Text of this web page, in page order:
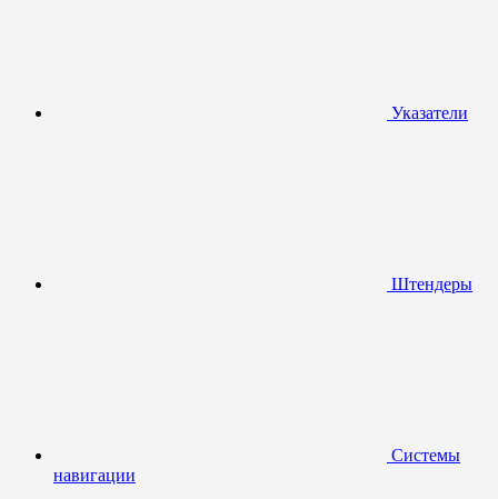
Указатели
Штендеры
Системы
навигации